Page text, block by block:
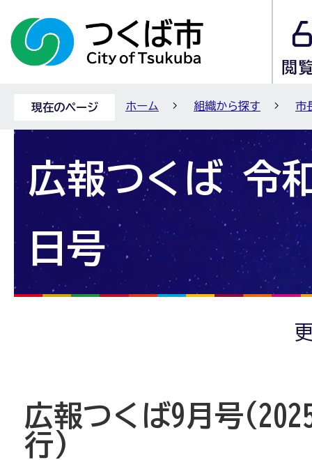
現在のページ ホーム 組織から探す 市
広報つくば 令
日号
広報つくば9月号
行)